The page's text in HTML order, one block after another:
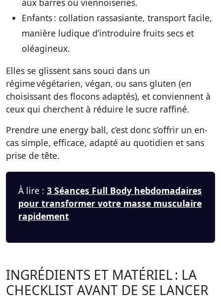
aux barres ou viennoiseries.
Enfants: collation rassasiante, transport facile,
manière ludique d’introduire fruits secs et
oléagineux.
Elles se glissent sans souci dans un
régime végétarien, végan, ou sans gluten (en
choisissant des flocons adaptés), et conviennent à
ceux qui cherchent à réduire le sucre raffiné.
Prendre une energy ball, c’est donc s’offrir un en-
cas simple, efficace, adapté au quotidien et sans
prise de tête.
À lire : 3 Séances Full Body hebdomadaires
pour transformer votre masse musculaire
rapidement
INGRÉDIENTS ET MATÉRIEL : LA
CHECKLIST AVANT DE SE LANCER